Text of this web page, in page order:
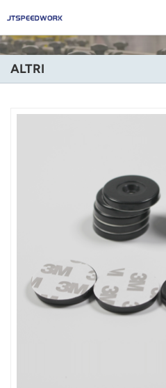
+86 -18681515767
ALTRI